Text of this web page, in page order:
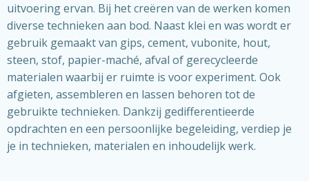
uitvoering ervan. Bij het creëren van de werken komen
diverse technieken aan bod. Naast klei en was wordt er
gebruik gemaakt van gips, cement, vubonite, hout,
steen, stof, papier-maché, afval of gerecycleerde
materialen waarbij er ruimte is voor experiment. Ook
afgieten, assembleren en lassen behoren tot de
gebruikte technieken. Dankzij gedifferentieerde
opdrachten en een persoonlijke begeleiding, verdiep je
je in technieken, materialen en inhoudelijk werk.